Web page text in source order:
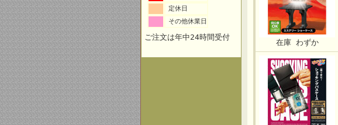
定休日
その他休業日
ご注文は年中24時間受付
在庫 わずか